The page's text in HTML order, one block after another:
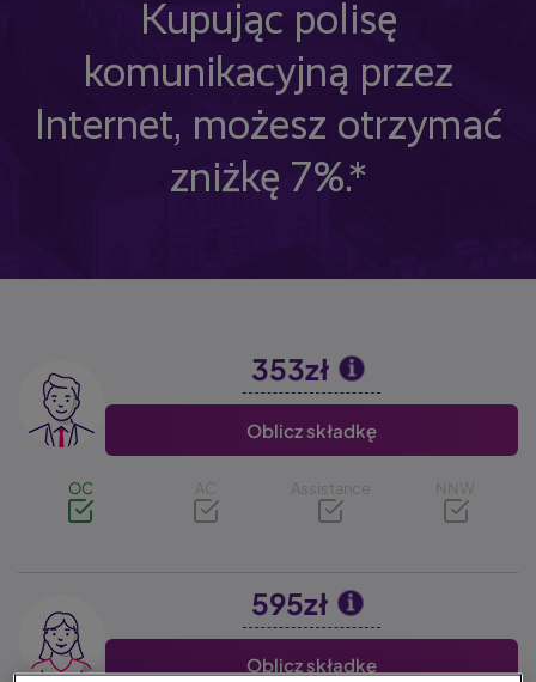
Kupując polisę
komunikacyjną przez
Internet, możesz otrzymać
zniżkę 7%.*
Image 353zł
Oblicz składkę
OC AC Assistance NNW
Image 595zł
Oblicz składkę